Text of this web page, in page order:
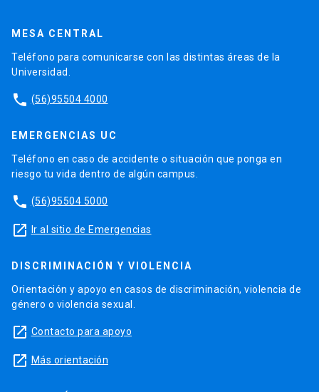
MESA CENTRAL
Teléfono para comunicarse con las distintas áreas de la
Universidad.
phone (56)95504 4000
EMERGENCIAS UC
Teléfono en caso de accidente o situación que ponga en
riesgo tu vida dentro de algún campus.
phone (56)95504 5000
launch Ir al sitio de Emergencias
DISCRIMINACIÓN Y VIOLENCIA
Orientación y apoyo en casos de discriminación, violencia de
género o violencia sexual.
launch Contacto para apoyo
launch Más orientación